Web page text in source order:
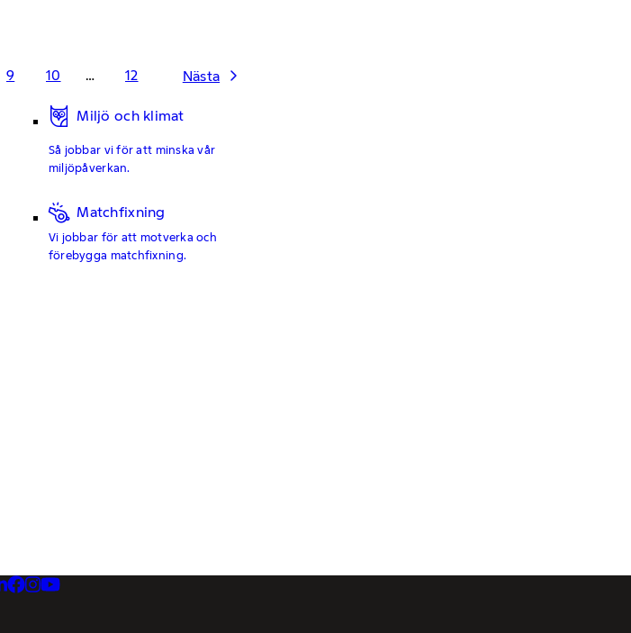
Miljö och klimat
Så jobbar vi för att minska vår
miljöpåverkan.
Matchfixning
Vi jobbar för att motverka och
förebygga matchfixning.
9 10 … 12 Nästa